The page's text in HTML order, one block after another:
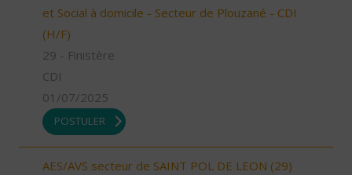
et Social à domicile - Secteur de Plouzané - CDI
(H/F)
29 - Finistère
CDI
01/07/2025
POSTULER
AES/AVS secteur de SAINT POL DE LEON (29)